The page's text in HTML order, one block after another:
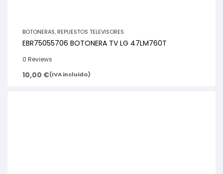
BOTONERAS, REPUESTOS TELEVISORES
EBR75055706 BOTONERA TV LG 47LM760T
0 Reviews
10,00 €(IVA incluido)